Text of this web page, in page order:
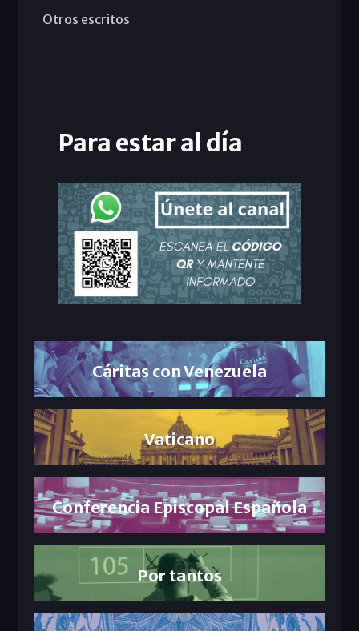
Otros escritos
Para estar al día
Cáritas con Venezuela
Vaticano
Conferencia Episcopal Española
Por tantos